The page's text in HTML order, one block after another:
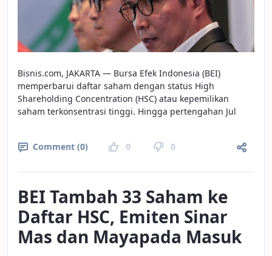
Bisnis.com, JAKARTA — Bursa Efek Indonesia (BEI)
memperbarui daftar saham dengan status High
Shareholding Concentration (HSC) atau kepemilikan
saham terkonsentrasi tinggi. Hingga pertengahan Jul
Comment (0) 0 0
BEI Tambah 33 Saham ke
Daftar HSC, Emiten Sinar
Mas dan Mayapada Masuk